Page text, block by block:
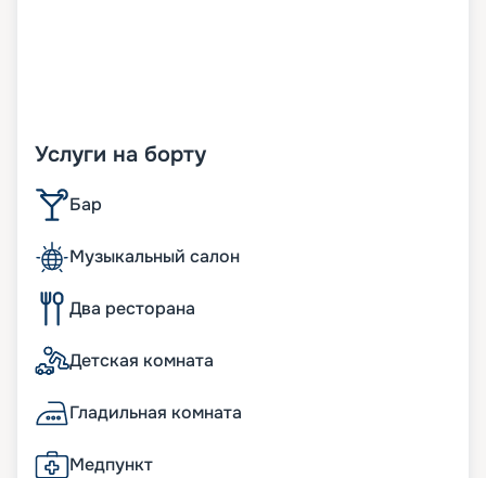
Услуги на борту
Бар
Музыкальный салон
Два ресторана
Детская комната
Гладильная комната
Медпункт